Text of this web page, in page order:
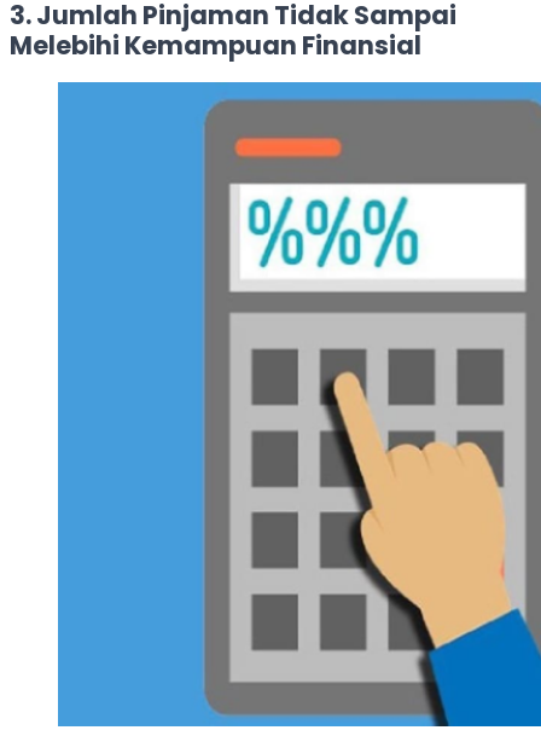
3. Jumlah Pinjaman Tidak Sampai
Melebihi Kemampuan Finansial